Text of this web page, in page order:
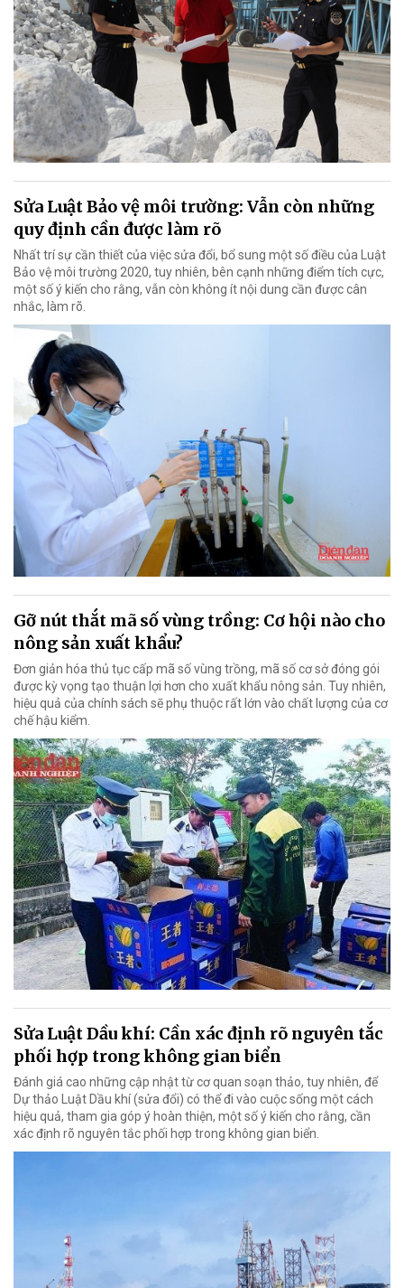
Sửa Luật Bảo vệ môi trường: Vẫn còn những
quy định cần được làm rõ
Nhất trí sự cần thiết của việc sửa đổi, bổ sung một số điều của Luật
Bảo vệ môi trường 2020, tuy nhiên, bên cạnh những điểm tích cực,
một số ý kiến cho rằng, vẫn còn không ít nội dung cần được cân
nhắc, làm rõ.
Gỡ nút thắt mã số vùng trồng: Cơ hội nào cho
nông sản xuất khẩu?
Đơn giản hóa thủ tục cấp mã số vùng trồng, mã số cơ sở đóng gói
được kỳ vọng tạo thuận lợi hơn cho xuất khẩu nông sản. Tuy nhiên,
hiệu quả của chính sách sẽ phụ thuộc rất lớn vào chất lượng của cơ
chế hậu kiểm.
Sửa Luật Dầu khí: Cần xác định rõ nguyên tắc
phối hợp trong không gian biển
Đánh giá cao những cập nhật từ cơ quan soạn thảo, tuy nhiên, để
Dự thảo Luật Dầu khí (sửa đổi) có thể đi vào cuộc sống một cách
hiệu quả, tham gia góp ý hoàn thiện, một số ý kiến cho rằng, cần
xác định rõ nguyên tắc phối hợp trong không gian biển.